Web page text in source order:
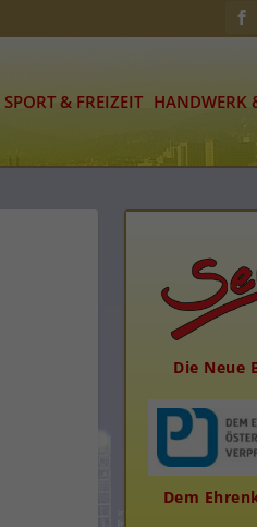
SPORT & FREIZEIT HANDWERK
Die Neue
Dem